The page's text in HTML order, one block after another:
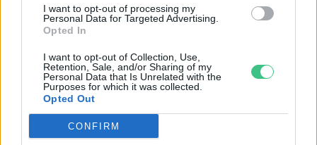
I want to opt-out of processing my
Personal Data for Targeted Advertising.
Opted In
I want to opt-out of Collection, Use,
Retention, Sale, and/or Sharing of my
Personal Data that Is Unrelated with the
Purposes for which it was collected.
Opted Out
CONFIRM
SZEMLE